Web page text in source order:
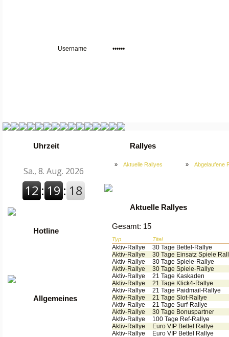
Uhrzeit
Hotline
Allgemeines
Rallyes
» Aktuelle Rallyes » Abgelaufene
Aktuelle Rallyes
Gesamt: 15
Typ Titel
Aktiv-Rallye
30 Tage Bettel-Rallye
Aktiv-Rallye
30 Tage Einsatz Spiele
Aktiv-Rallye
30 Tage Spiele-Rallye
Aktiv-Rallye
30 Tage Spiele-Rallye
Aktiv-Rallye
21 Tage Kaskaden
Aktiv-Rallye
21 Tage Klick4-Rallye
Aktiv-Rallye
21 Tage Paidmail-Rallye
Aktiv-Rallye
21 Tage Slot-Rallye
Aktiv-Rallye
21 Tage Surf-Rallye
Aktiv-Rallye
30 Tage Bonuspartner
Aktiv-Rallye
100 Tage Ref-Rallye
Aktiv-Rallye
Euro VIP Bettel Rallye
Aktiv-Rallye
Euro VIP Bettel Rallye